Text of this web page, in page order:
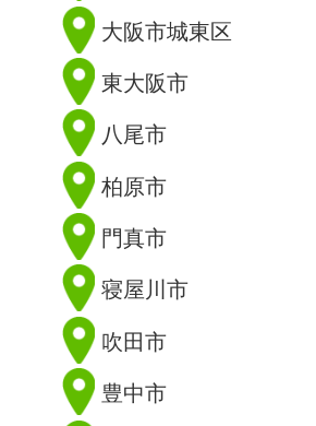
大阪市城東区
東大阪市
八尾市
柏原市
門真市
寝屋川市
吹田市
豊中市